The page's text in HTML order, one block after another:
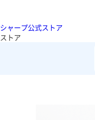
シャープ公式ストア
ストア